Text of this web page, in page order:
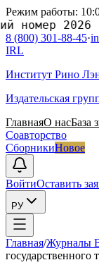
Режим работы:
2026·
8 (800) 301-88-45·
IRL
Институт Рино
Издательская
ГлавнаяО насБаза
Соавторство
СборникиНовое
ВойтиОставить
РУ
Главная/Журналы
государственного